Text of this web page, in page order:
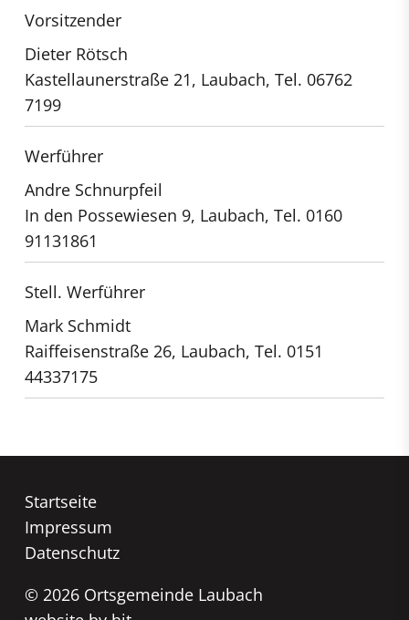
Vorsitzender
Dieter Rötsch
Kastellaunerstraße 21, Laubach, Tel. 06762
7199
Werführer
Andre Schnurpfeil
In den Possewiesen 9, Laubach, Tel. 0160
91131861
Stell. Werführer
Mark Schmidt
Raiffeisenstraße 26, Laubach, Tel. 0151
44337175
© 2026 Ortsgemeinde Laubach
Navigation
überspringen
Startseite
Impressum
Datenschutz